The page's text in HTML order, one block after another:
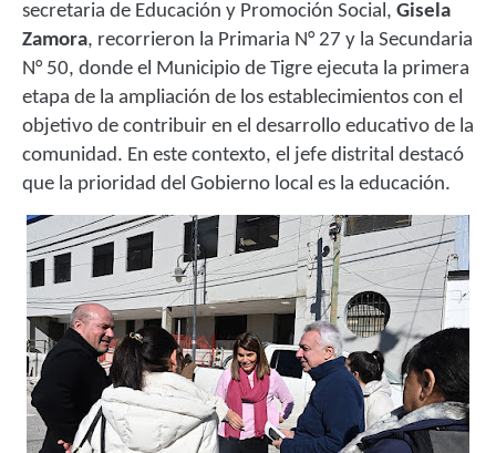
secretaria de Educación y Promoción Social, Gisela
Zamora, recorrieron la Primaria N° 27 y la Secundaria
N° 50, donde el Municipio de Tigre ejecuta la primera
etapa de la ampliación de los establecimientos con el
objetivo de contribuir en el desarrollo educativo de la
comunidad. En este contexto, el jefe distrital destacó
que la prioridad del Gobierno local es la educación.